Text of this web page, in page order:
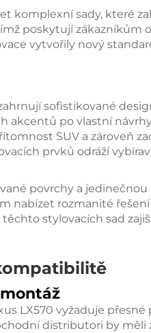
komplexní sady, které
poskytují zákazníkům
vytvořily nový
sofistikované
akcentů po vlastní
SUV a zároveň
prvků odráží
povrchy a
nabízet rozmanité
stylovacích sad
LX570 vyžaduje přesné
distributori by měli